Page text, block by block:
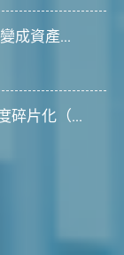
成資產...
碎片化（...